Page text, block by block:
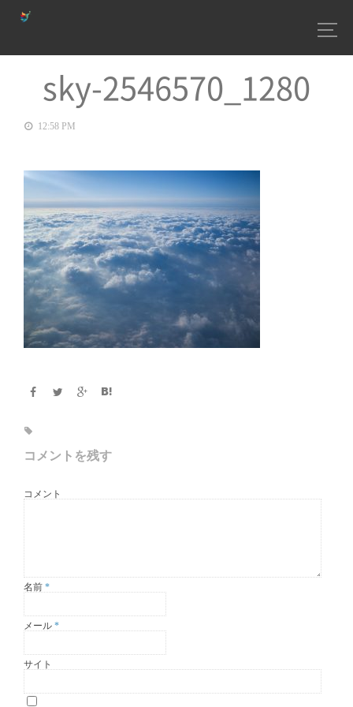
sky-2546570_1280
12:58 PM
コメントを残す
コメント
名前 *
メール *
サイト